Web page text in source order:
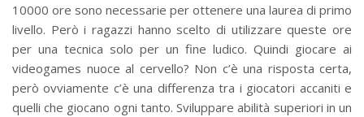
10000 ore sono necessarie per ottenere una laurea di primo
livello. Però i ragazzi hanno scelto di utilizzare queste ore
per una tecnica solo per un fine ludico. Quindi giocare ai
videogames nuoce al cervello? Non c’è una risposta certa,
però ovviamente c’è una differenza tra i giocatori accaniti e
quelli che giocano ogni tanto. Sviluppare abilità superiori in un